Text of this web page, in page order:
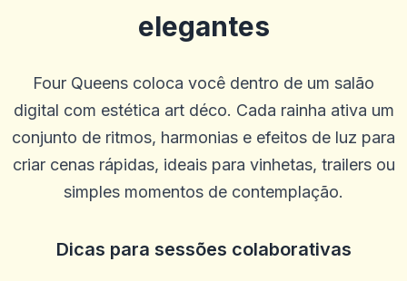
elegantes
Four Queens coloca você dentro de um salão
digital com estética art déco. Cada rainha ativa um
conjunto de ritmos, harmonias e efeitos de luz para
criar cenas rápidas, ideais para vinhetas, trailers ou
simples momentos de contemplação.
Dicas para sessões colaborativas
2025-10-22 03:17:18
0
B
2025-10-15 07:14:11
uauoooo!!!
É incrível, ganhe muito dinheiro